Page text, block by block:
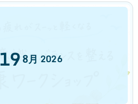
19 8月 2026